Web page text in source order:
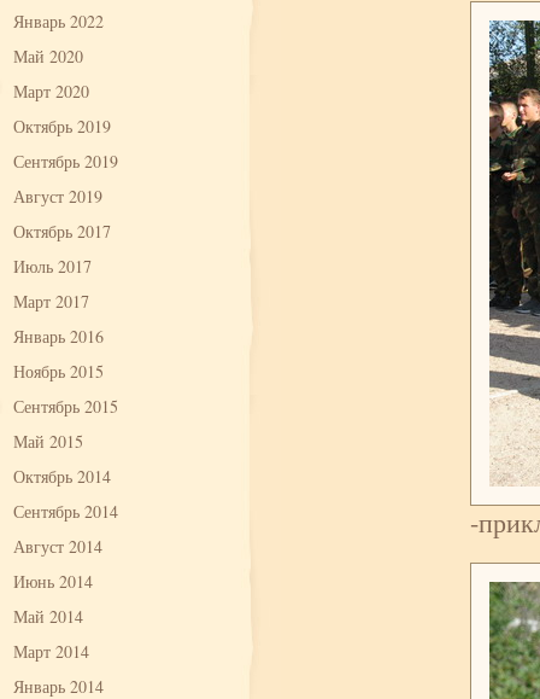
Январь 2022
Май 2020
Март 2020
Октябрь 2019
Сентябрь 2019
Август 2019
Октябрь 2017
Июль 2017
Март 2017
Январь 2016
Ноябрь 2015
Сентябрь 2015
Май 2015
Октябрь 2014
Сентябрь 2014
Август 2014
Июнь 2014
Май 2014
Март 2014
Январь 2014
-